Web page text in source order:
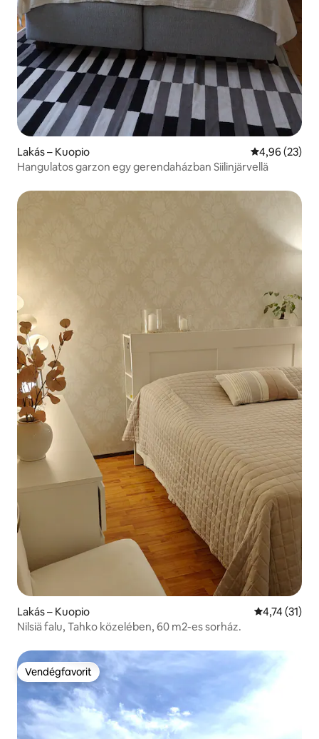
Lakás – Kuopio Átlagos
4,96 (23)
Hangulatos garzon egy gerendaházban Siilinjärvellä
Lakás – Kuopio Átlagos
4,74 (31)
Nilsiä falu, Tahko közelében, 60 m2-es sorház.
Vendégfavorit
Vendégfavorit